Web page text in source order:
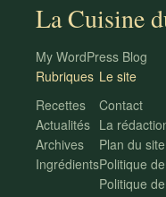
La Cuisine
My WordPress Blog
Rubriques
Recettes
Actualités
Archives
Ingrédients
Le site
Contact
La
Plan du site
Politique
Politique